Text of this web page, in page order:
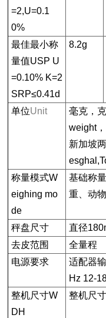
=2,U=0.1
0%
最佳最小称
量值USP U
=0.10% K=2
SRP≤0.41d
8.2g
单位Unit
毫克，
weight
新加坡
称量模式W
eighing mo
de
基础称
重、动
秤盘尺寸
直径
去皮范围
全量程
电源要求
适配器
Hz 12-
整机尺寸W
DH
整机尺